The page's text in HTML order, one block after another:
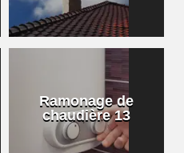
Ramonage de
chaudière 13